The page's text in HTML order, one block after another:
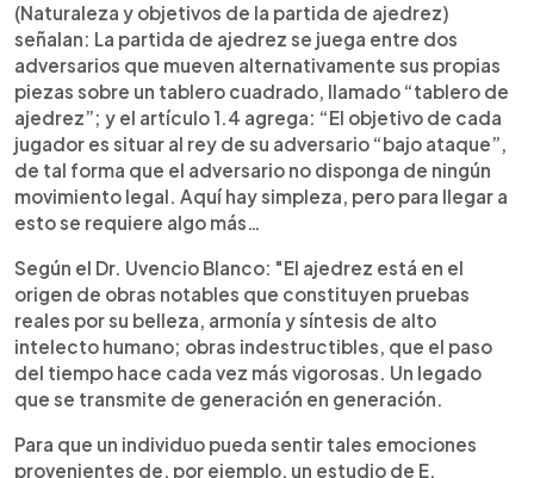
(Naturaleza y objetivos de la partida de ajedrez)
señalan: La partida de ajedrez se juega entre dos
adversarios que mueven alternativamente sus propias
piezas sobre un tablero cuadrado, llamado “tablero de
ajedrez”; y el artículo 1.4 agrega: “El objetivo de cada
jugador es situar al rey de su adversario “bajo ataque”,
de tal forma que el adversario no disponga de ningún
movimiento legal. Aquí hay simpleza, pero para llegar a
esto se requiere algo más…
Según el Dr. Uvencio Blanco: "El ajedrez está en el
origen de obras notables que constituyen pruebas
reales por su belleza, armonía y síntesis de alto
intelecto humano; obras indestructibles, que el paso
del tiempo hace cada vez más vigorosas. Un legado
que se transmite de generación en generación.
Para que un individuo pueda sentir tales emociones
provenientes de, por ejemplo, un estudio de E.